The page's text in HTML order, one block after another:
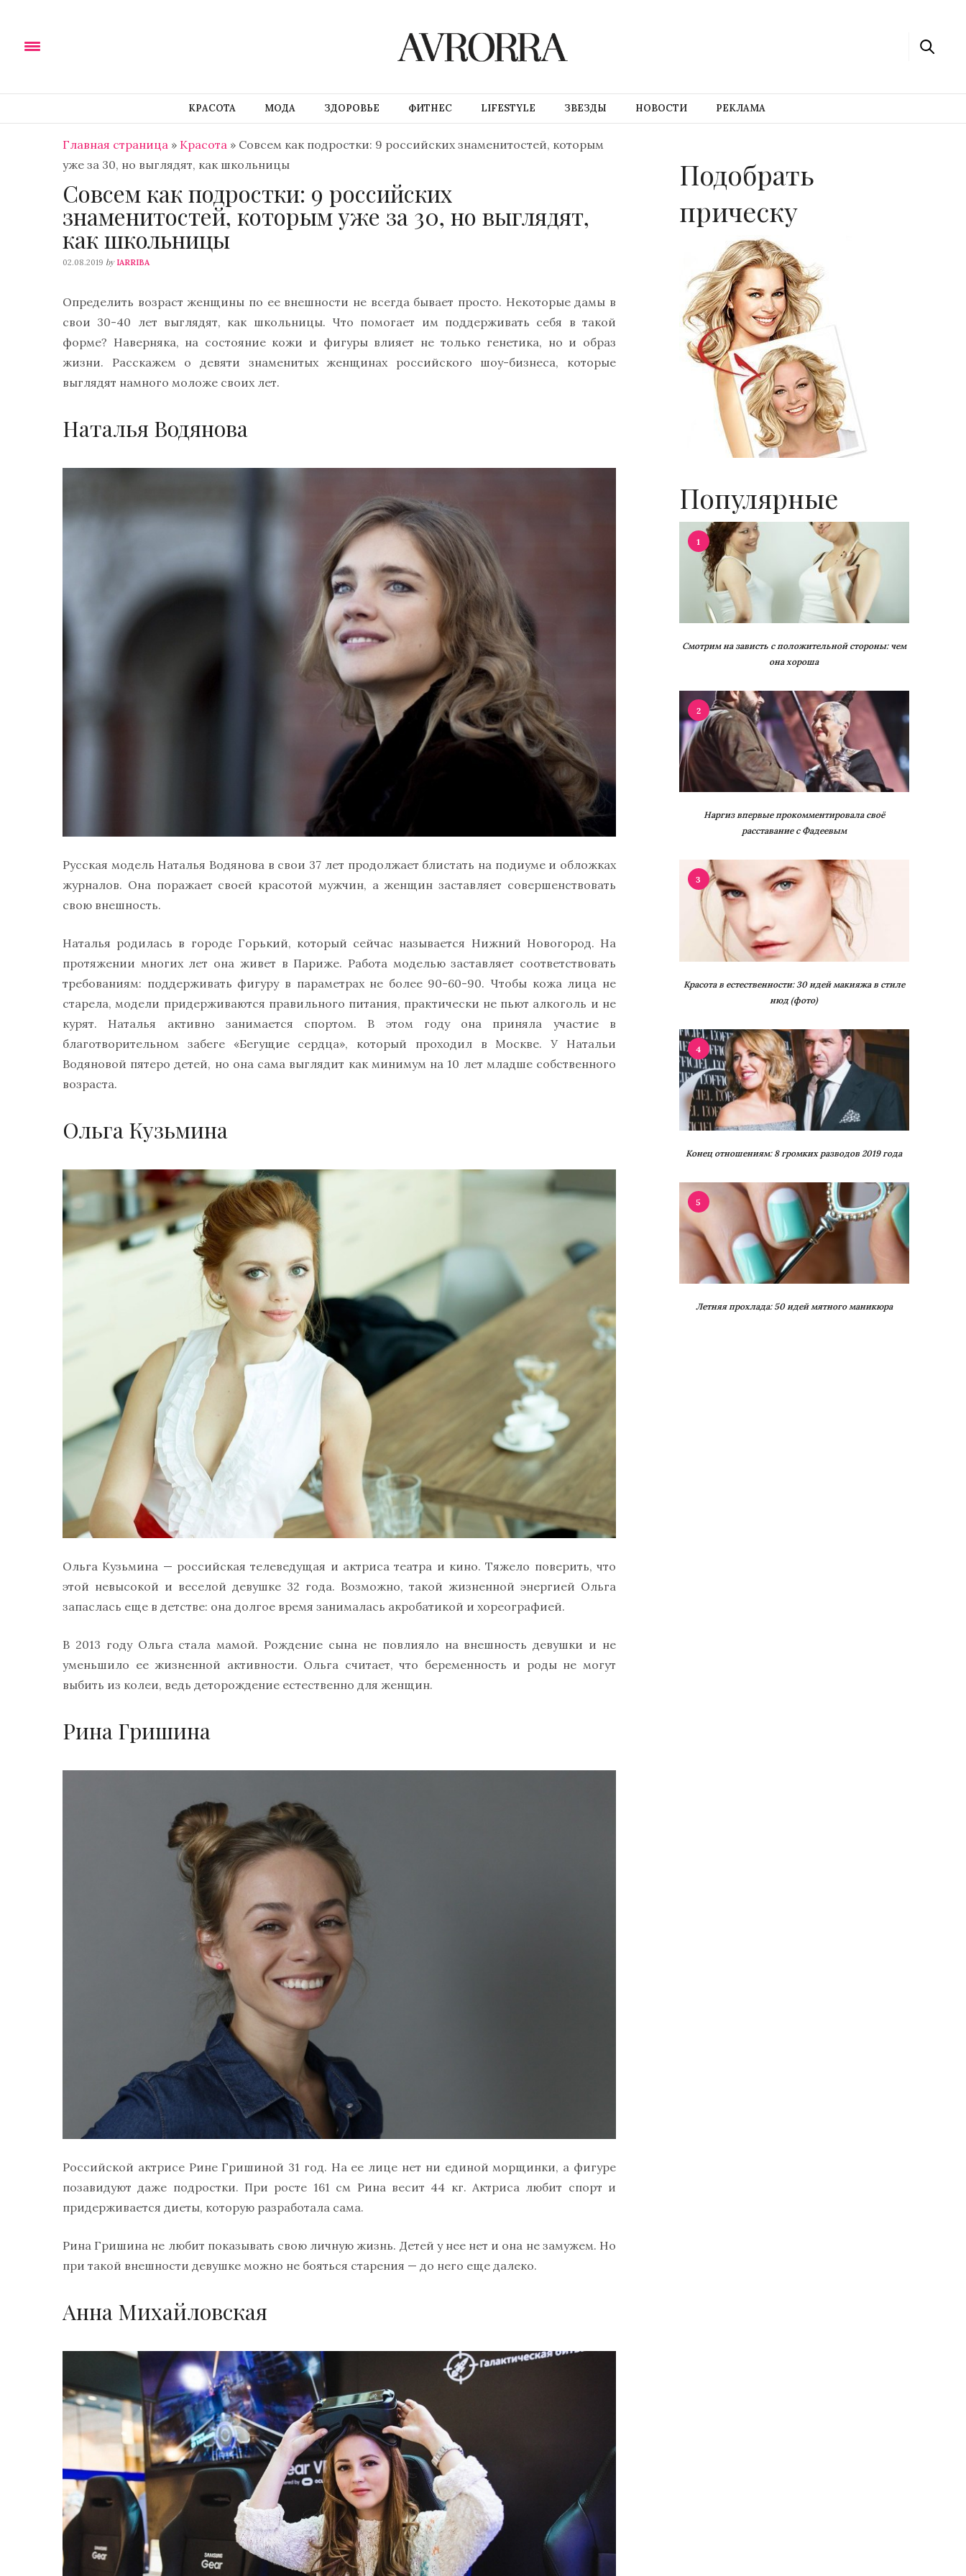
КРАСОТА МОДА ЗДОРОВЬЕ ФИТНЕС LIFESTYLE ЗВЕЗДЫ НОВОСТИ РЕКЛАМА
Главная страница » Красота » Совсем как подростки: 9 российских знаменитостей, которым
уже за 30, но выглядят, как школьницы
Совсем как подростки: 9 российских
знаменитостей, которым уже за 30, но выглядят,
как школьницы
02.08.2019 by IARRIBA
Определить возраст женщины по ее внешности не всегда бывает просто. Некоторые дамы в
свои 30-40 лет выглядят, как школьницы. Что помогает им поддерживать себя в такой
форме? Наверняка, на состояние кожи и фигуры влияет не только генетика, но и образ
жизни. Расскажем о девяти знаменитых женщинах российского шоу-бизнеса, которые
выглядят намного моложе своих лет.
Наталья Водянова
Русская модель Наталья Водянова в свои 37 лет продолжает блистать на подиуме и обложках
журналов. Она поражает своей красотой мужчин, а женщин заставляет совершенствовать
свою внешность.
Наталья родилась в городе Горький, который сейчас называется Нижний Новогород. На
протяжении многих лет она живет в Париже. Работа моделью заставляет соответствовать
требованиям: поддерживать фигуру в параметрах не более 90-60-90. Чтобы кожа лица не
старела, модели придерживаются правильного питания, практически не пьют алкоголь и не
курят. Наталья активно занимается спортом. В этом году она приняла участие в
благотворительном забеге «Бегущие сердца», который проходил в Москве. У Натальи
Водяновой пятеро детей, но она сама выглядит как минимум на 10 лет младше собственного
возраста.
Ольга Кузьмина
Ольга Кузьмина — российская телеведущая и актриса театра и кино. Тяжело поверить, что
этой невысокой и веселой девушке 32 года. Возможно, такой жизненной энергией Ольга
запаслась еще в детстве: она долгое время занималась акробатикой и хореографией.
В 2013 году Ольга стала мамой. Рождение сына не повлияло на внешность девушки и не
уменьшило ее жизненной активности. Ольга считает, что беременность и роды не могут
выбить из колеи, ведь деторождение естественно для женщин.
Рина Гришина
Российской актрисе Рине Гришиной 31 год. На ее лице нет ни единой морщинки, а фигуре
позавидуют даже подростки. При росте 161 см Рина весит 44 кг. Актриса любит спорт и
придерживается диеты, которую разработала сама.
Рина Гришина не любит показывать свою личную жизнь. Детей у нее нет и она не замужем. Но
при такой внешности девушке можно не бояться старения — до него еще далеко.
Анна Михайловская
Подобрать
прическу
Популярные
1
Смотрим на зависть с положительной стороны: чем
она хороша
2
Наргиз впервые прокомментировала своё
расставание с Фадеевым
3
Красота в естественности: 30 идей макияжа в стиле
нюд (фото)
4
Конец отношениям: 8 громких разводов 2019 года
5
Летняя прохлада: 50 идей мятного маникюра